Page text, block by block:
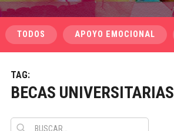
TODOS APOYO EMOCIONAL
TAG:
BECAS UNIVERSITARIAS